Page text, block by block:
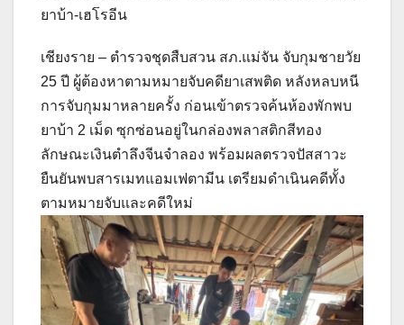
ยาบ้า-เฮโรอีน
เชียงราย – ตำรวจชุดสืบสวน สภ.แม่จัน จับกุมชายวัย
25 ปี ผู้ต้องหาตามหมายจับคดียาเสพติด หลังหลบหนี
การจับกุมมาหลายครั้ง ก่อนเข้าตรวจค้นห้องพักพบ
ยาบ้า 2 เม็ด ซุกซ่อนอยู่ในกล่องพลาสติกสีทอง
ลักษณะเงินตำลึงจีนจำลอง พร้อมผลตรวจปัสสาวะ
ยืนยันพบสารเมทแอมเฟตามีน เตรียมดำเนินคดีทั้ง
ตามหมายจับและคดีใหม่